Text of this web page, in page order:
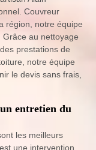
Couvreur
région, notre équipe
Grâce au nettoyage
prestations de
notre équipe
le devis sans frais,
entretien du
les meilleurs
une intervention